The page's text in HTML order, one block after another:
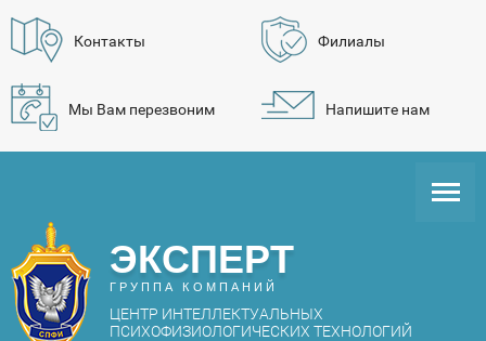
Контакты Филиалы
Мы Вам перезвоним Напишите нам
ЭКСПЕРТ
ГРУППА КОМПАНИЙ
ЦЕНТР ИНТЕЛЛЕКТУАЛЬНЫХ
ПСИХОФИЗИОЛОГИЧЕСКИХ ТЕХНОЛОГИЙ